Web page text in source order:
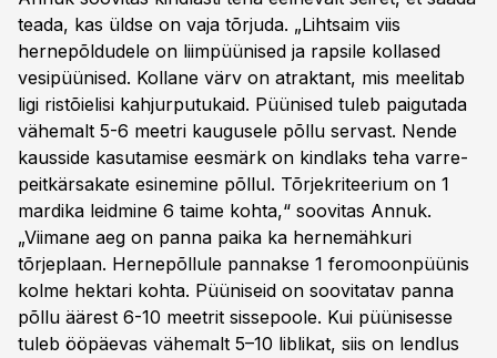
teada, kas üldse on vaja tõrjuda. „Lihtsaim viis
hernepõldudele on liimpüünised ja rapsile kollased
vesipüünised. Kollane värv on atraktant, mis meelitab
ligi ristõielisi kahjurputukaid. Püünised tuleb paigutada
vähemalt 5-6 meetri kaugusele põllu servast. Nende
kausside kasutamise eesmärk on kindlaks teha varre-
peitkärsakate esinemine põllul. Tõrjekriteerium on 1
mardika leidmine 6 taime kohta,“ soovitas Annuk.
„Viimane aeg on panna paika ka hernemähkuri
tõrjeplaan. Hernepõllule pannakse 1 feromoonpüünis
kolme hektari kohta. Püüniseid on soovitatav panna
põllu äärest 6-10 meetrit sissepoole. Kui püünisesse
tuleb ööpäevas vähemalt 5–10 liblikat, siis on lendlus